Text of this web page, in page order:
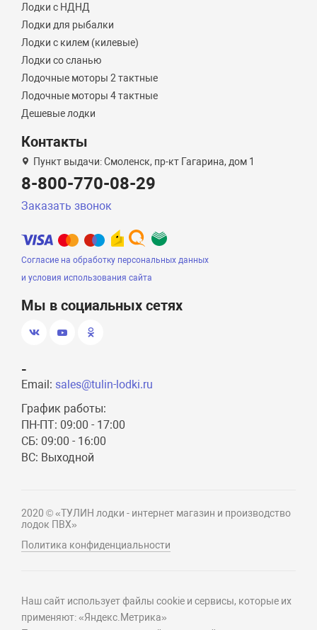
Лодки с НДНД
Лодки для рыбалки
Лодки с килем (килевые)
Лодки со сланью
Лодочные моторы 2 тактные
Лодочные моторы 4 тактные
Дешевые лодки
Контакты
Пункт выдачи: Смоленск, пр-кт Гагарина, дом 1
8-800-770-08-29
Заказать звонок
Согласие на обработку персональных данных
и условия использования сайта
Мы в социальных сетях
-
Email: sales@tulin-lodki.ru
График работы:
ПН-ПТ: 09:00 - 17:00
СБ: 09:00 - 16:00
ВС: Выходной
2020 © «ТУЛИН лодки - интернет магазин и производство
лодок ПВХ»
Политика конфиденциальности
Наш сайт использует файлы cookie и сервисы, которые их
применяют: «Яндекс.Метрика»